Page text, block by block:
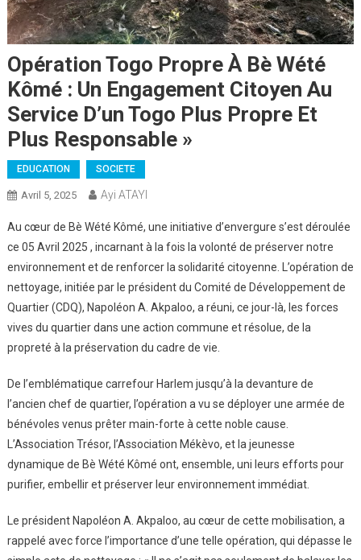
Opération Togo Propre À Bè Wété
Kômé : Un Engagement Citoyen Au
Service D’un Togo Plus Propre Et
Plus Responsable »
EDUCATION SOCIETE
Avril 5, 2025 Ayi ATAYI
Au cœur de Bè Wété Kômé, une initiative d’envergure s’est déroulée
ce 05 Avril 2025 , incarnant à la fois la volonté de préserver notre
environnement et de renforcer la solidarité citoyenne. L’opération de
nettoyage, initiée par le président du Comité de Développement de
Quartier (CDQ), Napoléon A. Akpaloo, a réuni, ce jour-là, les forces
vives du quartier dans une action commune et résolue, de la
propreté à la préservation du cadre de vie.
De l’emblématique carrefour Harlem jusqu’à la devanture de
l’ancien chef de quartier, l’opération a vu se déployer une armée de
bénévoles venus prêter main-forte à cette noble cause.
L’Association Trésor, l’Association Mékèvo, et la jeunesse
dynamique de Bè Wété Kômé ont, ensemble, uni leurs efforts pour
purifier, embellir et préserver leur environnement immédiat.
Le président Napoléon A. Akpaloo, au cœur de cette mobilisation, a
rappelé avec force l’importance d’une telle opération, qui dépasse le